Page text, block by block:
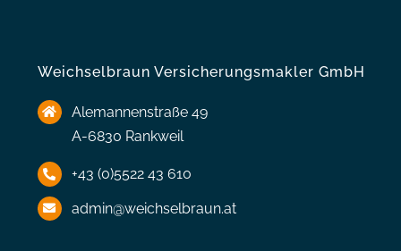
Weichselbraun Versicherungsmakler GmbH
Alemannenstraße 49
A-6830 Rankweil
+43 (0)5522 43 610
admin@weichselbraun.at